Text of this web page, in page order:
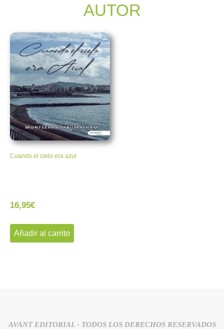
AUTOR
Cuando el cielo era azul
16,95€
Añadir al carrito
AVANT EDITORIAL - TODOS LOS DERECHOS RESERVADOS